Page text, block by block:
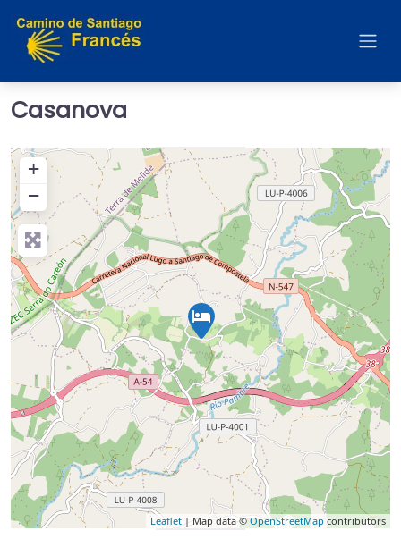
Casanova
+
−
Leaflet | Map data ©OpenStreetMap contributors